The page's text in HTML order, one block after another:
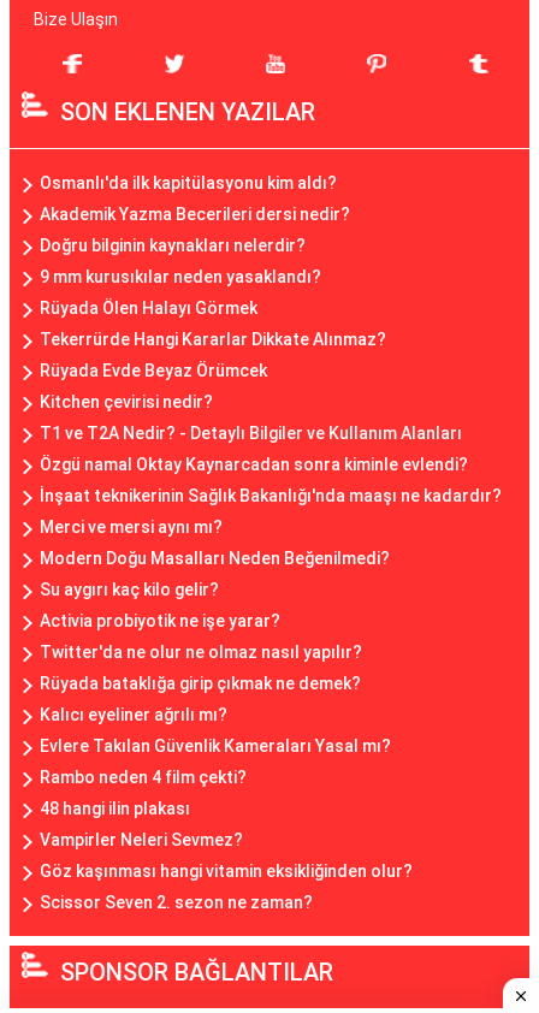
Bize Ulaşın
SON EKLENEN YAZILAR
Osmanlı'da ilk kapitülasyonu kim aldı?
Akademik Yazma Becerileri dersi nedir?
Doğru bilginin kaynakları nelerdir?
9 mm kurusıkılar neden yasaklandı?
Rüyada Ölen Halayı Görmek
Tekerrürde Hangi Kararlar Dikkate Alınmaz?
Rüyada Evde Beyaz Örümcek
Kitchen çevirisi nedir?
T1 ve T2A Nedir? - Detaylı Bilgiler ve Kullanım Alanları
Özgü namal Oktay Kaynarcadan sonra kiminle evlendi?
İnşaat teknikerinin Sağlık Bakanlığı'nda maaşı ne kadardır?
Merci ve mersi aynı mı?
Modern Doğu Masalları Neden Beğenilmedi?
Su aygırı kaç kilo gelir?
Activia probiyotik ne işe yarar?
Twitter'da ne olur ne olmaz nasıl yapılır?
Rüyada bataklığa girip çıkmak ne demek?
Kalıcı eyeliner ağrılı mı?
Evlere Takılan Güvenlik Kameraları Yasal mı?
Rambo neden 4 film çekti?
48 hangi ilin plakası
Vampirler Neleri Sevmez?
Göz kaşınması hangi vitamin eksikliğinden olur?
Scissor Seven 2. sezon ne zaman?
SPONSOR BAĞLANTILAR